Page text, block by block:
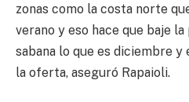
zonas como la costa norte
verano y eso hace que baje
sabana lo que es diciembre
la oferta, aseguró Rapaioli.